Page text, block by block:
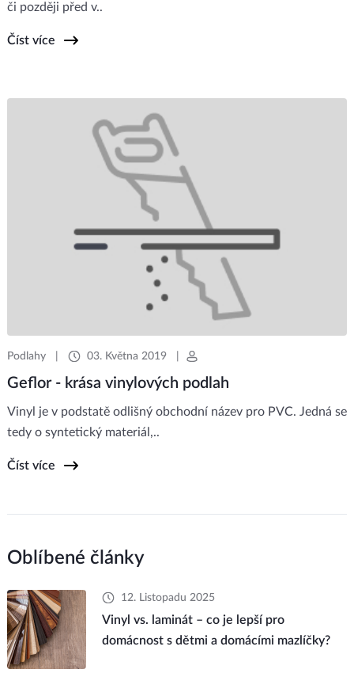
či později před v..
Číst více
Podlahy| 03. Května 2019|
Geflor - krása vinylových podlah
Vinyl je v podstatě odlišný obchodní název pro PVC. Jedná se
tedy o syntetický materiál,..
Číst více
Oblíbené články
12. Listopadu 2025
Vinyl vs. laminát – co je lepší pro
domácnost s dětmi a domácími mazlíčky?